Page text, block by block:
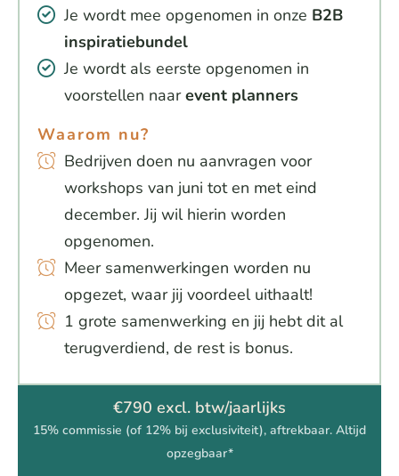
Je wordt mee opgenomen in onze B2B
inspiratiebundel
Je wordt als eerste opgenomen in
voorstellen naarevent planners
Waarom nu?
Bedrijven doen nu aanvragen voor
workshops van juni tot en met eind
december. Jij wil hierin worden
opgenomen.
Meer samenwerkingen worden nu
opgezet, waar jij voordeel uithaalt!
1 grote samenwerking en jij hebt dit al
terugverdiend, de rest is bonus.
€790 excl. btw/jaarlijks
15% commissie (of 12% bij exclusiviteit), aftrekbaar. Altijd
opzegbaar*